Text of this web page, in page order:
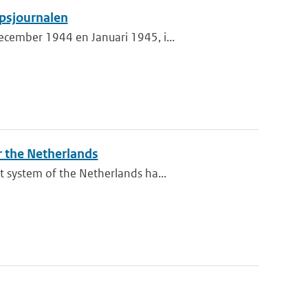
1944 en Januari 1945, i...
the Netherlands
of the Netherlands ha...